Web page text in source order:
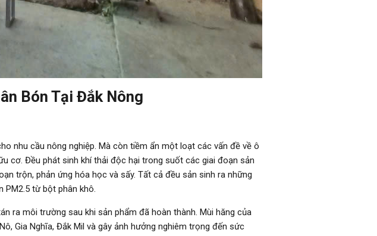
Bón Tại Đắk Nông
nhu cầu nông nghiệp. Mà còn tiềm ẩn một loạt các vấn đề về ô
cơ. Đều phát sinh khí thải độc hại trong suốt các giai đoạn sản
trộn, phản ứng hóa học và sấy. Tất cả đều sản sinh ra những
PM2.5 từ bột phân khô.
ra môi trường sau khi sản phẩm đã hoàn thành. Mùi hăng của
Gia Nghĩa, Đắk Mil và gây ảnh hưởng nghiêm trọng đến sức